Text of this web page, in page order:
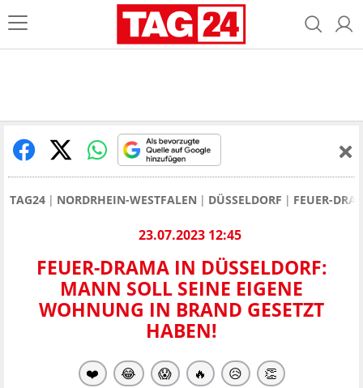
TAG24 NORDRHEIN-WESTFALEN DÜSSELDORF FEUER-
23.07.2023 12:45
FEUER-DRAMA IN DÜSSELDORF:
MANN SOLL SEINE EIGENE
WOHNUNG IN BRAND GESETZT
HABEN!
❤️ 😂 😱 🔥 😥 👏